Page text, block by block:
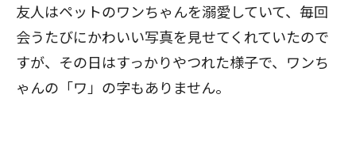
友人はペットのワンちゃんを溺愛していて、毎回
会うたびにかわいい写真を見せてくれていたので
すが、その日はすっかりやつれた様子で、ワンち
ゃんの「ワ」の字もありません。